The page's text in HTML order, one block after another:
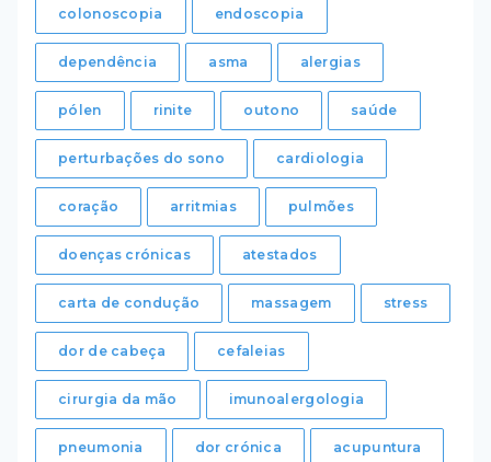
colonoscopia endoscopia
dependência asma alergias
pólen rinite outono saúde
perturbações do sono cardiologia
coração arritmias pulmões
doenças crónicas atestados
carta de condução massagem stress
dor de cabeça cefaleias
cirurgia da mão imunoalergologia
pneumonia dor crónica acupuntura